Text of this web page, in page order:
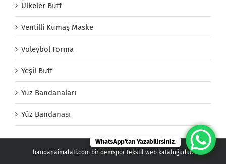
Ülkeler Buff
Ventilli Kumaş Maske
Voleybol Forma
Yeşil Buff
Yüz Bandanaları
Yüz Bandanası
bandanaimalati.com bir demspor tekstil web kataloğudur.
WhatsApp'tan Yazabilirsiniz.